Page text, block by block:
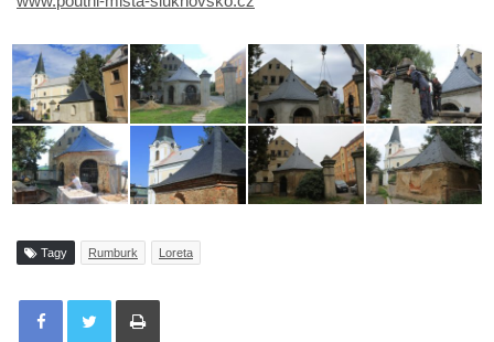
Tagy Rumburk Loreta
Tisknout